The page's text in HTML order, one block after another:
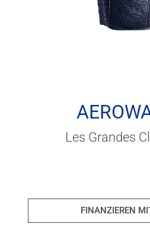
Les Grandes
FINANZIEREN